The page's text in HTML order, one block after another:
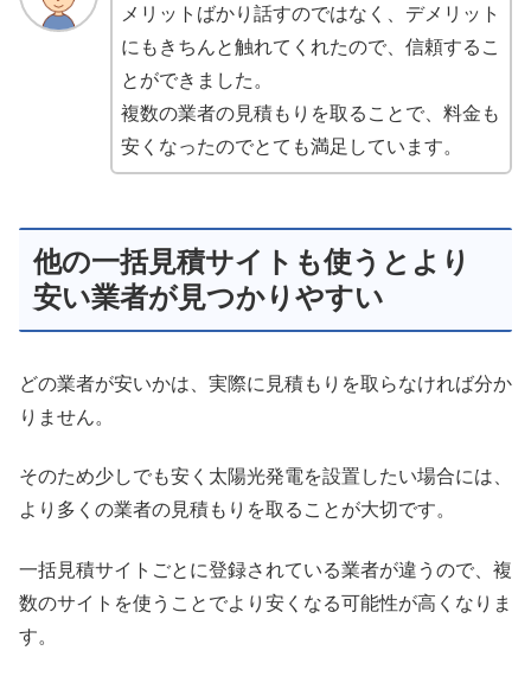
メリットばかり話すのではなく、デメリット
にもきちんと触れてくれたので、信頼するこ
とができました。
複数の業者の見積もりを取ることで、料金も
安くなったのでとても満足しています。
他の一括見積サイトも使うとより
安い業者が見つかりやすい
どの業者が安いかは、実際に見積もりを取らなければ分か
りません。
そのため少しでも安く太陽光発電を設置したい場合には、
より多くの業者の見積もりを取ることが大切です。
一括見積サイトごとに登録されている業者が違うので、複
数のサイトを使うことでより安くなる可能性が高くなりま
す。